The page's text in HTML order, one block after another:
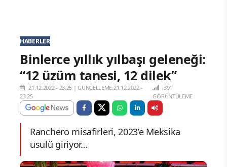
HABERLER
Binlerce yıllık yılbaşı geleneği:
“12 üzüm tanesi, 12 dilek”
21.12.2022 - 23:25 |GÜNCELLEME:21.12.2022 -
23:25
391
GÖRÜNTÜLEME
Ranchero misafirleri, 2023’e Meksika
usulü giriyor…